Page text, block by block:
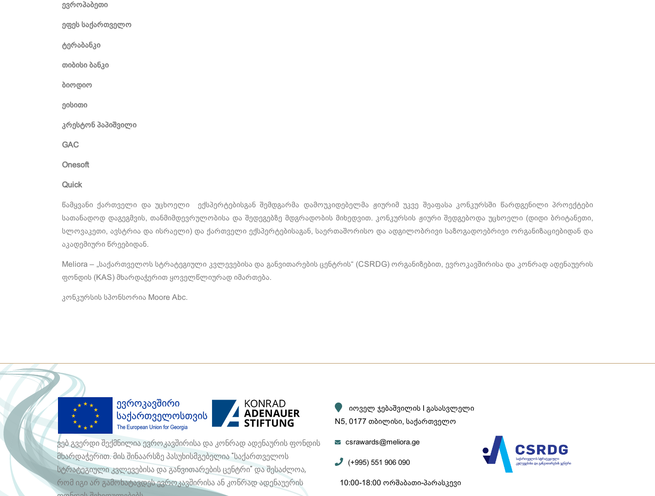
ევროპაბეთი
ეფეს საქართველო
ტერაბანკი
თიბისი ბანკი
ბიოდიო
ეისითი
კრესტონ პაპიშვილი
GAC
Onesoft
Quick
წამყვანი ქართველი და უცხოელი ექსპერტებისგან შემდგარმა დამოუკიდებელმა ჟიურიმ უკვე შეაფასა კონკურსში წარდგენილი პროექტები
სათანადოდ დაგეგმვის, თანმიმდევრულობისა და შედეგებზე მდგრადობის მიხედვით. კონკურსის ჟიური შედგებოდა უცხოელი (დიდი ბრიტანეთი,
სლოვაკეთი, ავსტრია და ისრაელი) და ქართველი ექსპერტებისაგან, საერთაშორისო და ადგილობრივი საზოგადოებრივი ორგანიზაციებიდან და
აკადემიური წრეებიდან.
Meliora – „საქართველოს სტრატეგიული კვლევებისა და განვითარების ცენტრის“ (CSRDG) ორგანიზებით, ევროკავშირისა და კონრად ადენაუერის
ფონდის (KAS) მხარდაჭერით ყოველწლიურად იმართება.
კონკურსის სპონსორია Moore Abc.
ვებ გვერდი შექმნილია ევროკავშირისა და კონრად ადენაურის ფონდის
მხარდაჭერით. მის შინაარსზე პასუხისმგებელია "საქართველოს
სტრატეგიული კვლევებისა და განვითარების ცენტრი" და შესაძლოა,
რომ იგი არ გამოხატავდეს ევროკავშირისა ან კონრად ადენაუერის
იოველ ჯებაშვილის I გასასვლელი
N5, 0177 თბილისი, საქართველო
csrawards@meliora.ge
(+995) 551 906 090
10:00-18:00 ორშაბათი-პარასკევი